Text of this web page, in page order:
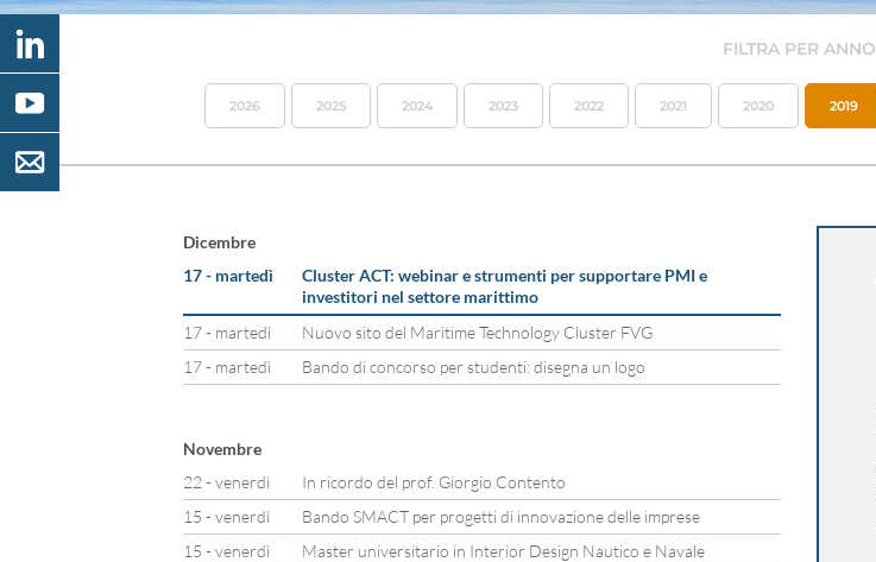
FILTRA PER ANNO
2026 2025 2024 2023 2022 2021 2020 2019
Dicembre
17 - martedì
Cluster ACT: webinar e strumenti per supportare PMI e
investitori nel settore marittimo
17 - martedì
Nuovo sito del Maritime Technology Cluster FVG
17 - martedì
Bando di concorso per studenti: disegna un logo
Novembre
22 - venerdì
In ricordo del prof. Giorgio Contento
15 - venerdì
Bando SMACT per progetti di innovazione delle imprese
15 - venerdì
Master universitario in Interior Design Nautico e Navale